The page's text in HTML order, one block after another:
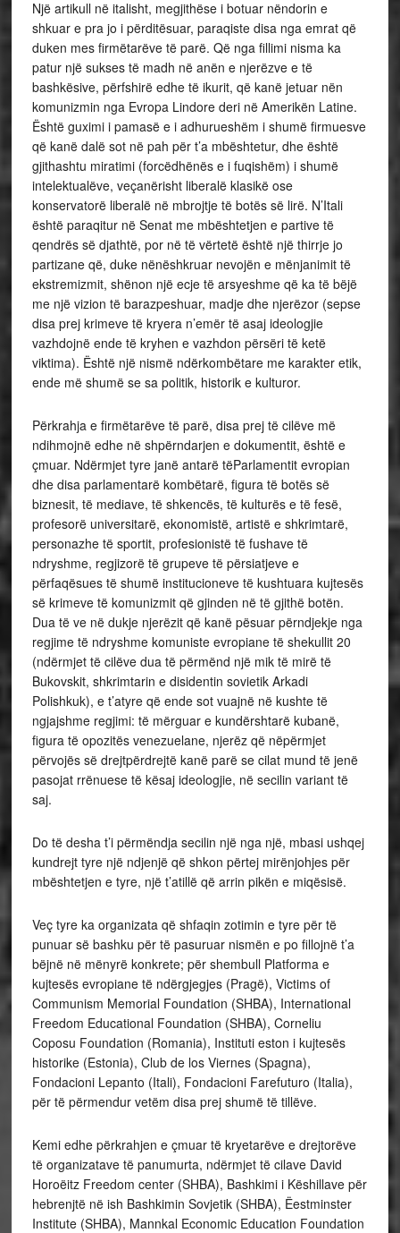
Një artikull në italisht, megjithëse i botuar nëndorin e
shkuar e pra jo i përditësuar, paraqiste disa nga emrat që
duken mes firmëtarëve të parë. Që nga fillimi nisma ka
patur një sukses të madh në anën e njerëzve e të
bashkësive, përfshirë edhe të ikurit, që kanë jetuar nën
komunizmin nga Evropa Lindore deri në Amerikën Latine.
Është guximi i pamasë e i adhurueshëm i shumë firmuesve
që kanë dalë sot në pah për t’a mbështetur, dhe është
gjithashtu miratimi (forcëdhënës e i fuqishëm) i shumë
intelektualëve, veçanërisht liberalë klasikë ose
konservatorë liberalë në mbrojtje të botës së lirë. N’Itali
është paraqitur në Senat me mbështetjen e partive të
qendrës së djathtë, por në të vërtetë është një thirrje jo
partizane që, duke nënëshkruar nevojën e mënjanimit të
ekstremizmit, shënon një ecje të arsyeshme që ka të bëjë
me një vizion të barazpeshuar, madje dhe njerëzor (sepse
disa prej krimeve të kryera n’emër të asaj ideologjie
vazhdojnë ende të kryhen e vazhdon përsëri të ketë
viktima). Është një nismë ndërkombëtare me karakter etik,
ende më shumë se sa politik, historik e kulturor.
Përkrahja e firmëtarëve të parë, disa prej të cilëve më
ndihmojnë edhe në shpërndarjen e dokumentit, është e
çmuar. Ndërmjet tyre janë antarë tëParlamentit evropian
dhe disa parlamentarë kombëtarë, figura të botës së
biznesit, të mediave, të shkencës, të kulturës e të fesë,
profesorë universitarë, ekonomistë, artistë e shkrimtarë,
personazhe të sportit, profesionistë të fushave të
ndryshme, regjizorë të grupeve të përsiatjeve e
përfaqësues të shumë institucioneve të kushtuara kujtesës
së krimeve të komunizmit që gjinden në të gjithë botën.
Dua të ve në dukje njerëzit që kanë pësuar përndjekje nga
regjime të ndryshme komuniste evropiane të shekullit 20
(ndërmjet të cilëve dua të përmënd një mik të mirë të
Bukovskit, shkrimtarin e disidentin sovietik Arkadi
Polishkuk), e t’atyre që ende sot vuajnë në kushte të
ngjajshme regjimi: të mërguar e kundërshtarë kubanë,
figura të opozitës venezuelane, njerëz që nëpërmjet
përvojës së drejtpërdrejtë kanë parë se cilat mund të jenë
pasojat rrënuese të kësaj ideologjie, në secilin variant të
saj.
Do të desha t’i përmëndja secilin një nga një, mbasi ushqej
kundrejt tyre një ndjenjë që shkon përtej mirënjohjes për
mbështetjen e tyre, një t’atillë që arrin pikën e miqësisë.
Veç tyre ka organizata që shfaqin zotimin e tyre për të
punuar së bashku për të pasuruar nismën e po fillojnë t’a
bëjnë në mënyrë konkrete; për shembull Platforma e
kujtesës evropiane të ndërgjegjes (Pragë), Victims of
Communism Memorial Foundation (SHBA), International
Freedom Educational Foundation (SHBA), Corneliu
Coposu Foundation (Romania), Instituti eston i kujtesës
historike (Estonia), Club de los Viernes (Spagna),
Fondacioni Lepanto (Itali), Fondacioni Farefuturo (Italia),
për të përmendur vetëm disa prej shumë të tillëve.
Kemi edhe përkrahjen e çmuar të kryetarëve e drejtorëve
të organizatave të panumurta, ndërmjet të cilave David
Horoëitz Freedom center (SHBA), Bashkimi i Këshillave për
hebrenjtë në ish Bashkimin Sovjetik (SHBA), Ëestminster
Institute (SHBA), Mannkal Economic Education Foundation